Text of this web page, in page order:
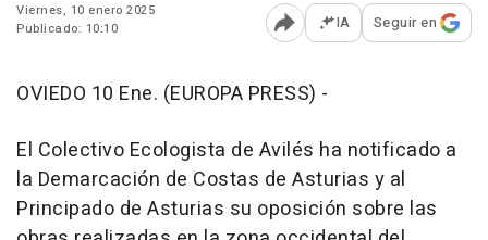
Viernes, 10 enero 2025
Publicado: 10:10
Abrir opciones para
IA Seguir en
OVIEDO 10 Ene. (EUROPA PRESS) -
El Colectivo Ecologista de Avilés ha notificado a
la Demarcación de Costas de Asturias y al
Principado de Asturias su oposición sobre las